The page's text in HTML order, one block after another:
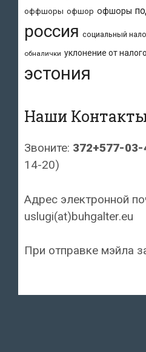
оффшоры офшор офшоры
россия социальный
обналички уклонение от
эстония
Наши
Звоните: 372+577-03-
14-20)
Адрес электронной
uslugi(at)buhgalter.eu
При отправке мэйла